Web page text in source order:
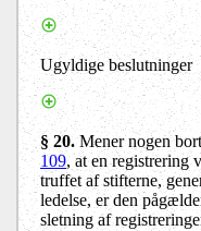
Ugyldige beslutninger
§ 20.Mener nogen
109, at en registrering
truffet afstifterne,
ledelse, er den
sletning af